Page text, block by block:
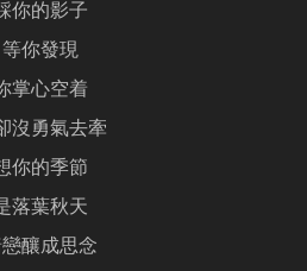
你的影子
等你發現
掌心空着
沒勇氣去牽
你的季節
落葉秋天
釀成思念